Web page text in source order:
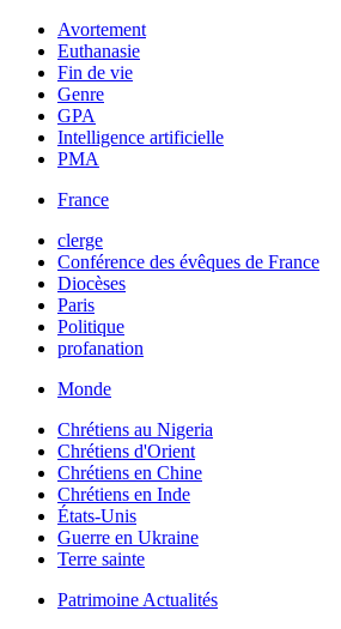
Avortement
Euthanasie
Fin de vie
Genre
GPA
Intelligence artificielle
PMA
France
clerge
Conférence des évêques de France
Diocèses
Paris
Politique
profanation
Monde
Chrétiens au Nigeria
Chrétiens d'Orient
Chrétiens en Chine
Chrétiens en Inde
États-Unis
Guerre en Ukraine
Terre sainte
Patrimoine Actualités